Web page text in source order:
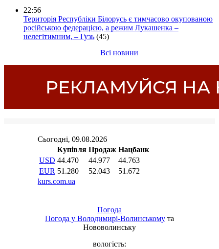
22:56
Територія Республіки Білорусь є тимчасово окупованою
російською федерацією, а режим Лукашенка –
нелегітимним, – Гузь (45)
Всі новини
Погода
Погода у Володимирі-Волинському та
Нововолинську
вологість: